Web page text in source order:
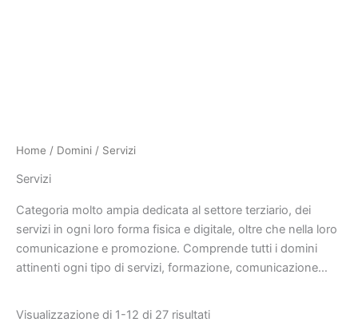
Home / Domini / Servizi
Servizi
Categoria molto ampia dedicata al settore terziario, dei
servizi in ogni loro forma fisica e digitale, oltre che nella loro
comunicazione e promozione. Comprende tutti i domini
attinenti ogni tipo di servizi, formazione, comunicazione…
Visualizzazione di 1-12 di 27 risultati